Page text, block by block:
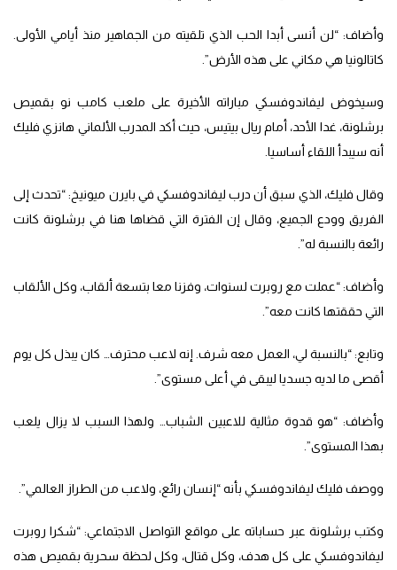
وأضاف: “لن أنسى أبدا الحب الذي تلقيته من الجماهير منذ أيامي الأولى.
كاتالونيا هي مكاني على هذه الأرض”.
وسيخوض ليفاندوفسكي مباراته الأخيرة على ملعب كامب نو بقميص
برشلونة، غدا الأحد، أمام ريال بيتيس، حيث أكد المدرب الألماني هانزي فليك
أنه سيبدأ اللقاء أساسيا.
وقال فليك، الذي سبق أن درب ليفاندوفسكي في بايرن ميونيخ: “تحدث إلى
الفريق وودع الجميع، وقال إن الفترة التي قضاها هنا في برشلونة كانت
رائعة بالنسبة له”.
وأضاف: “عملت مع روبرت لسنوات، وفزنا معا بتسعة ألقاب، وكل الألقاب
التي حققتها كانت معه”.
وتابع: “بالنسبة لي، العمل معه شرف. إنه لاعب محترف… كان يبذل كل يوم
أقصى ما لديه جسديا ليبقى في أعلى مستوى”.
وأضاف: “هو قدوة مثالية للاعبين الشباب… ولهذا السبب لا يزال يلعب
بهذا المستوى”.
ووصف فليك ليفاندوفسكي بأنه “إنسان رائع، ولاعب من الطراز العالمي”.
وكتب برشلونة عبر حساباته على مواقع التواصل الاجتماعي: “شكرا روبرت
ليفاندوفسكي على كل هدف، وكل قتال، وكل لحظة سحرية بقميص هذه